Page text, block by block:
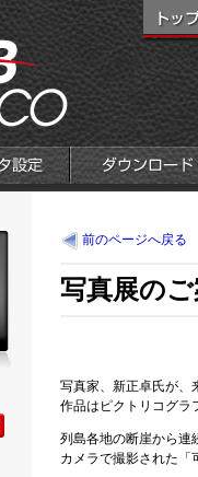
前のページへ戻る
写真展の
写真家、新正卓氏が、
作品はピクトリコグラ
列島各地の断崖から連
カメラで撮影された「